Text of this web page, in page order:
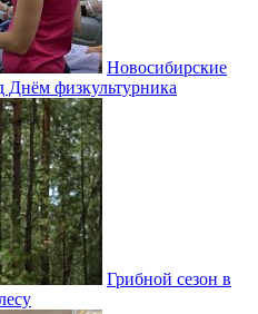
Новосибирские
Днём физкультурника
Грибной сезон в